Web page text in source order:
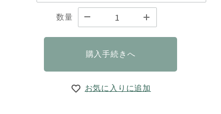
数量
購入手続きへ
お気に入りに追加